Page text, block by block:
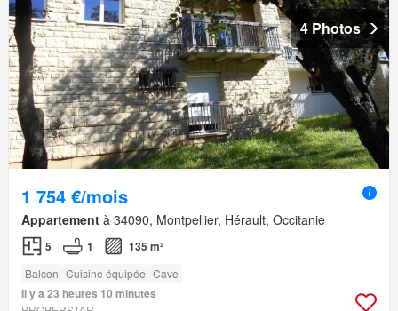
4 Photos
1 754 €/mois
Appartement à 34090, Montpellier, Hérault, Occitanie
5 1 135 m²
Balcon Cuisine équipée Cave
Il y a 23 heures 10 minutes